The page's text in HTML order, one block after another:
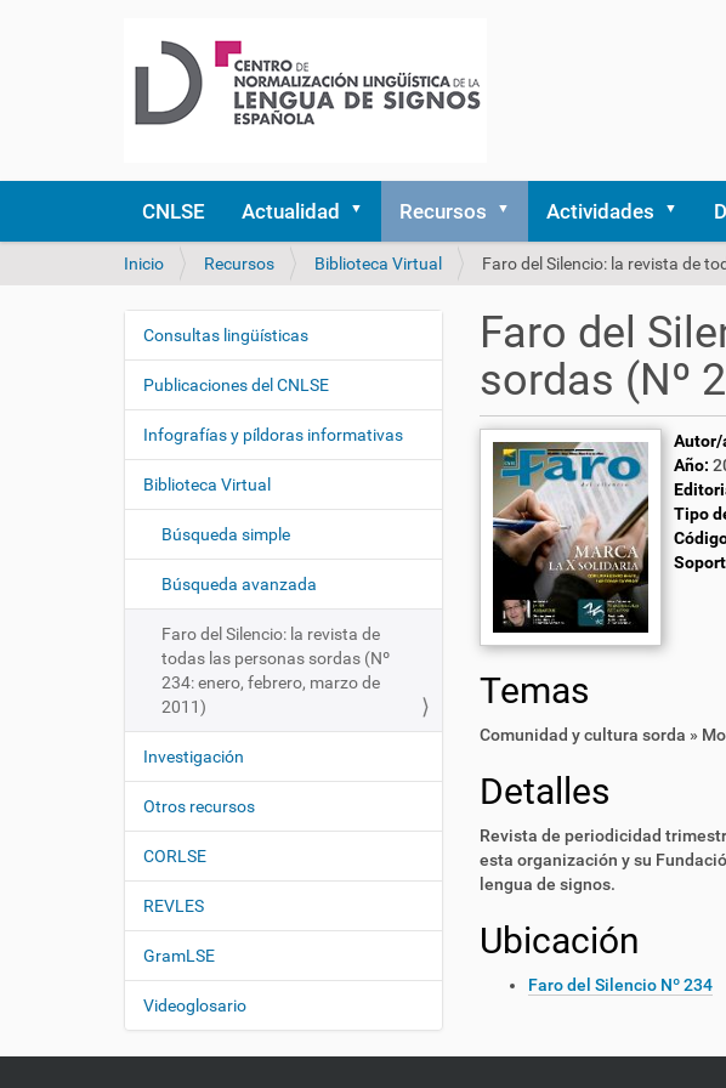
CNLSE Actualidad Recursos Actividades
U
d
s
á
q
Inicio Recursos Biblioteca Virtual Faro del Silencio: la revista de
Faro del
sordas (Nº
Autor/
Año:
Tipo
Temas
Comunidad y cultura sorda »
Detalles
Revista de periodicidad
esta organización y su
lengua de signos.
Ubicación
Faro del Silencio Nº 234
N
e
g
a
i
n
Consultas lingüísticas
Publicaciones del CNLSE
Infografías y píldoras informativas
Biblioteca Virtual
Búsqueda simple
Búsqueda avanzada
Faro del Silencio: la revista de
todas las personas sordas (Nº
234: enero, febrero, marzo de
2011)
Investigación
Otros recursos
CORLSE
REVLES
GramLSE
Videoglosario